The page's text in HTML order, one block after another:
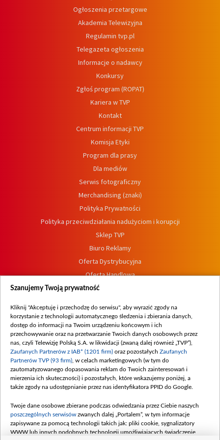
Ogłoszenia przetargowe
Akademia Telewizyjna
Regulamin tvp.pl
Telegazeta ogłoszenia
Informacje o nadawcy
Konkursy
Zgłoś program (ROPAT)
Kariera w TVP
Kontakt
Centrum informacji TVP
Komisja Etyki
Program dla prasy
Dla mediów
Serwis fotograficzny
Merchandising (znaki)
Polityka Prywatności
Polityka przeciwdziałania nadużyciom i korupcji
Sklep TVP
Biuro Reklamy
Oferta Dystrybucyjna
Oferta Handlowa
Dostępność
Procedura zgłoszeń wewnętrznych
Szanujemy Twoją prywatność
Kliknij "Akceptuję i przechodzę do serwisu", aby wyrazić zgody na
korzystanie z technologii automatycznego śledzenia i zbierania danych,
dostęp do informacji na Twoim urządzeniu końcowym i ich
przechowywanie oraz na przetwarzanie Twoich danych osobowych przez
nas, czyli Telewizję Polską S.A. w likwidacji (zwaną dalej również „TVP”),
Zaufanych Partnerów z IAB* (1201 firm) oraz pozostałych Zaufanych
Partnerów TVP (93 firm) , w celach marketingowych (w tym do
zautomatyzowanego dopasowania reklam do Twoich zainteresowań i
mierzenia ich skuteczności) i pozostałych, które wskazujemy poniżej, a
także zgody na udostępnianie przez nas identyfikatora PPID do Google.
Twoje dane osobowe zbierane podczas odwiedzania przez Ciebie naszych
poszczególnych serwisów zwanych dalej „Portalem”, w tym informacje
zapisywane za pomocą technologii takich jak: pliki cookie, sygnalizatory
WWW lub innych podobnych technologii umożliwiających świadczenie